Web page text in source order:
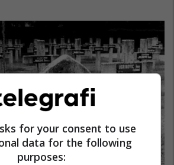
for your consent to use
data for the following
purposes: